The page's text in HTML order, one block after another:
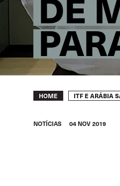
Breadcrumb
HOME ITF E ARÁBIA
NOTÍCIAS 04 NOV 2019